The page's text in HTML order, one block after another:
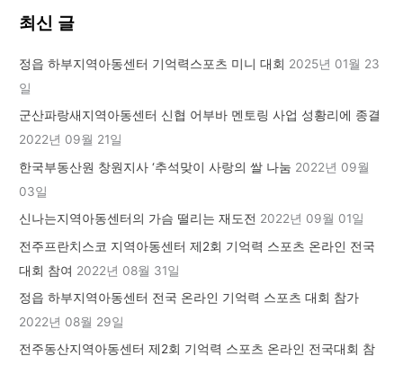
최신 글
정읍 하부지역아동센터 기억력스포츠 미니 대회 2025년 01월 23
일
군산파랑새지역아동센터 신협 어부바 멘토링 사업 성황리에 종결
2022년 09월 21일
한국부동산원 창원지사 ‘추석맞이 사랑의 쌀 나눔 2022년 09월
03일
신나는지역아동센터의 가슴 떨리는 재도전 2022년 09월 01일
전주프란치스코 지역아동센터 제2회 기억력 스포츠 온라인 전국
대회 참여 2022년 08월 31일
정읍 하부지역아동센터 전국 온라인 기억력 스포츠 대회 참가
2022년 08월 29일
전주동산지역아동센터 제2회 기억력 스포츠 온라인 전국대회 참